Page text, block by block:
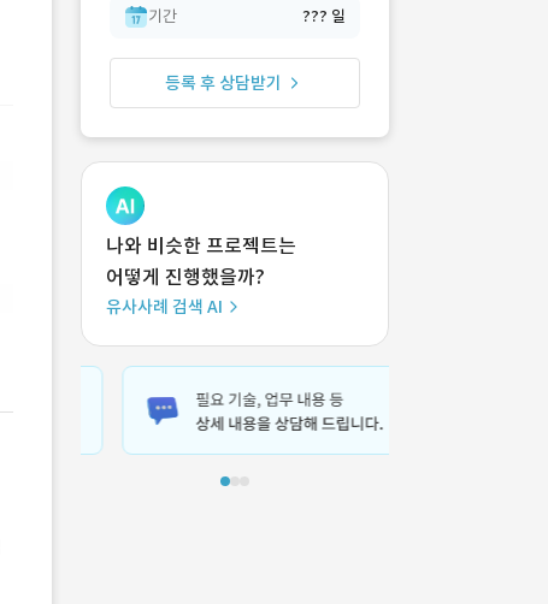
기간 ??? 일
등록 후 상담받기
나와 비슷한 프로젝트는
어떻게 진행했을까?
유사사례 검색 AI